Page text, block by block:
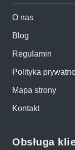
O nas
Blog
Regulamin
Polityka
Mapa strony
Kontakt
Obsługa